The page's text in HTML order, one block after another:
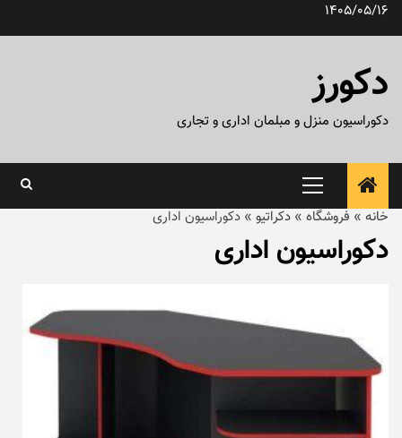
پرش1405/05/16
دکورز
دکوراسیون منزل و مبلمان اداری و تجاری
منوی
اصلی
خانه » فروشگاه » دکراتیو » دکوراسیون اداری
دکوراسیون اداری